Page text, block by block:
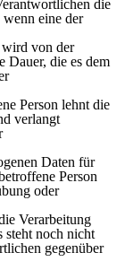
die
eine der
wird von der
Dauer, die es dem
Person lehnt die
verlangt
Daten für
Person
oder
Verarbeitung
steht noch nicht
gegenüber